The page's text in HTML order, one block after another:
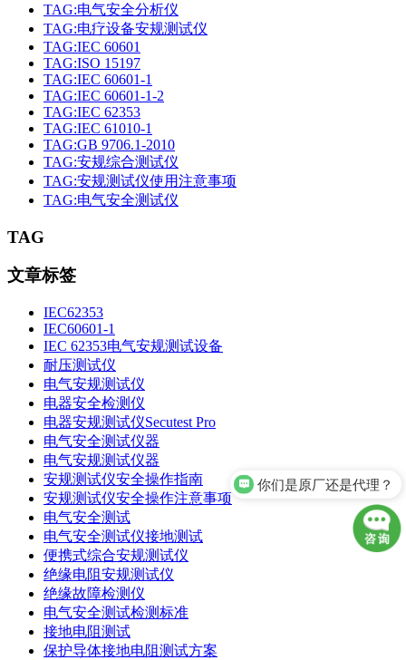
TAG:电气安全分析仪
TAG:电疗设备安规测试仪
TAG:IEC 60601
TAG:ISO 15197
TAG:IEC 60601-1
TAG:IEC 60601-1-2
TAG:IEC 62353
TAG:IEC 61010-1
TAG:GB 9706.1-2010
TAG:安规综合测试仪
TAG:安规测试仪使用注意事项
TAG:电气安全测试仪
TAG
文章标签
IEC62353
IEC60601-1
IEC 62353电气安规测试设备
耐压测试仪
电气安规测试仪
电器安全检测仪
电器安规测试仪Secutest Pro
电气安全测试仪器
电气安规测试仪器
安规测试仪安全操作指南
安规测试仪安全操作注意事项
电气安全测试
电气安全测试仪接地测试
便携式综合安规测试仪
绝缘电阻安规测试仪
绝缘故障检测仪
电气安全测试检测标准
接地电阻测试
保护导体接地电阻测试方案
你们是原厂还是代理？